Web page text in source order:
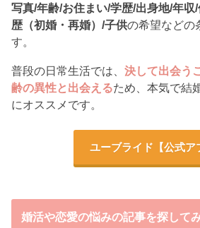
写真/年齢/お住まい/学歴/出身地/年収
歴（初婚・再婚）/子供の希望などの
す。
普段の日常生活では、決して出会う
齢の異性と出会えるため、本気で結
にオススメです。
ユーブライド 【公式ア
婚活や恋愛の悩みの記事を探して